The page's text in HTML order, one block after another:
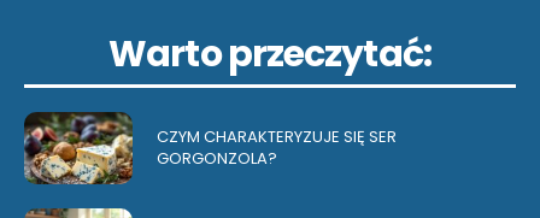
Warto przeczytać:
CZYM CHARAKTERYZUJE SIĘ SER
GORGONZOLA?